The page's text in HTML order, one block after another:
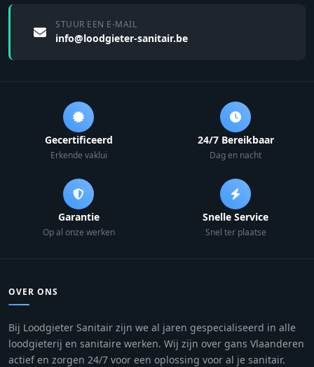
STUUR EEN E-MAIL
info@loodgieter-sanitair.be
Gecertificeerd
Erkende vaklui
24/7 Bereikbaar
Dag en nacht
Garantie
Op al onze werken
Snelle Service
Snel ter plaatse
OVER ONS
Bij Loodgieter Sanitair zijn we al jaren gespecialiseerd in alle
loodgieterij en sanitaire werken. Wij zijn over gans Vlaanderen
actief en zorgen 24/7 voor een oplossing voor al je sanitair.